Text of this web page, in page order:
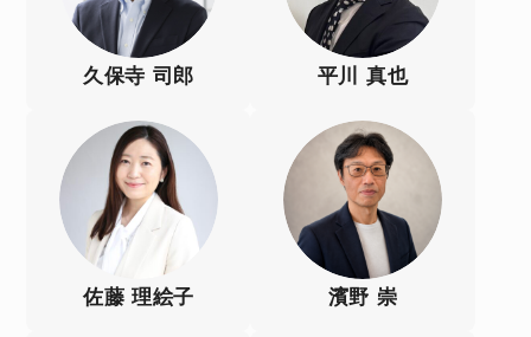
久保寺 司郎 平川 真也
佐藤 理絵子 濱野 崇